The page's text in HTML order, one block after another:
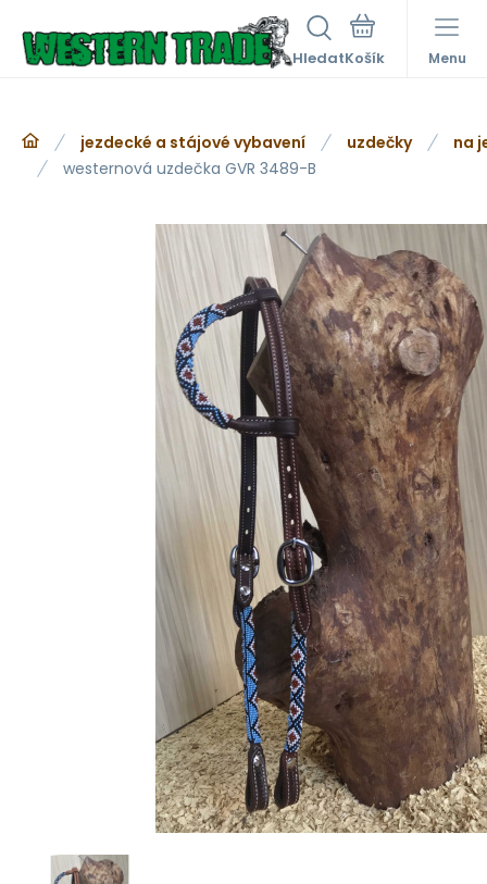
Hledat Menu
jezdecké a stájové vybavení uzdečky
na
westernová uzdečka GVR 3489-B